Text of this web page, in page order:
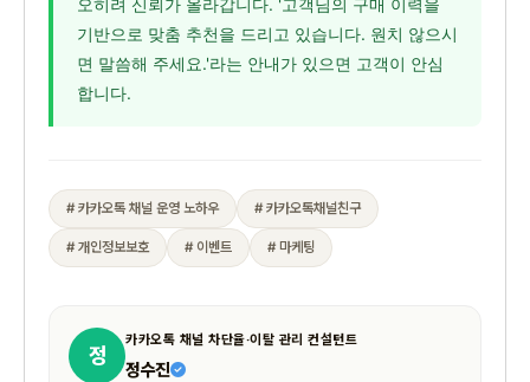
오히려 신뢰가 올라갑니다. '고객님의 구매 이력을
기반으로 맞춤 추천을 드리고 있습니다. 원치 않으시
면 말씀해 주세요.'라는 안내가 있으면 고객이 안심
합니다.
# 카카오톡 채널 운영 노하우 # 카카오톡채널친구
# 개인정보보호 # 이벤트 # 마케팅
정
카카오톡 채널 차단율·이탈 관리 컨설턴트
정수진